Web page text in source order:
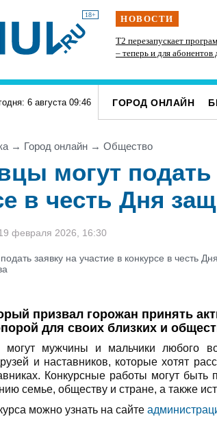
18+ НОВОСТИ
опустили меч: Wink
съемок
Т2 перезапускает
– теперь и для
6 августа09:46 ГОРОД ОНЛАЙН
→ Город онлайн → Общество
могут подать
в честь Дня
февраля 2026, 16:30
призвал горожан принять
для своих близких и
могут мужчины и мальчики любого
и наставников, которые хотят
Конкурсные работы могут
семье, обществу и стране, а также
можно узнать на сайте